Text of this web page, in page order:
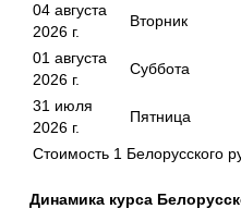
04 августа
2026 г.
Вторник
01 августа
2026 г.
Суббота
31 июля
2026 г.
Пятница
Cтоимость 1 Белорусского
Динамика курса